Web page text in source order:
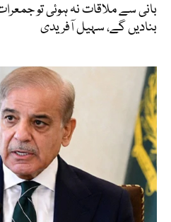
بانی سے ملاقات نہ ہوئی تو
بنادیں گے، سہیل آفریدی